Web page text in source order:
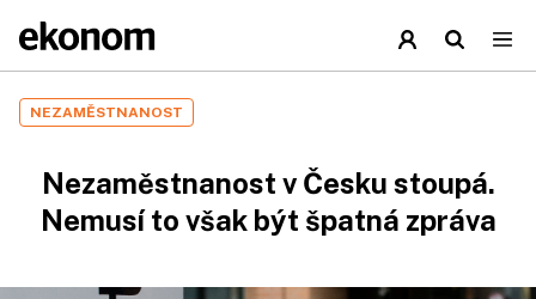
NEZAMĚSTNANOST
Nezaměstnanost v Česku stoupá.
Nemusí to však být špatná zpráva